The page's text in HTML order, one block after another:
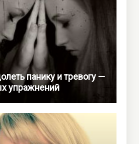
панику и тревогу —
упражнений